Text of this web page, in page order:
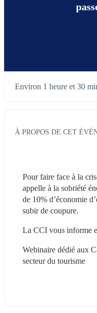
Environ 1 heure et 30
À PROPOS DE CET
Pour faire face à la
appelle à la sobriété
de 10% d’économie
subir de coupure.
La CCI vous informe
Webinaire dédié aux
secteur du tourisme